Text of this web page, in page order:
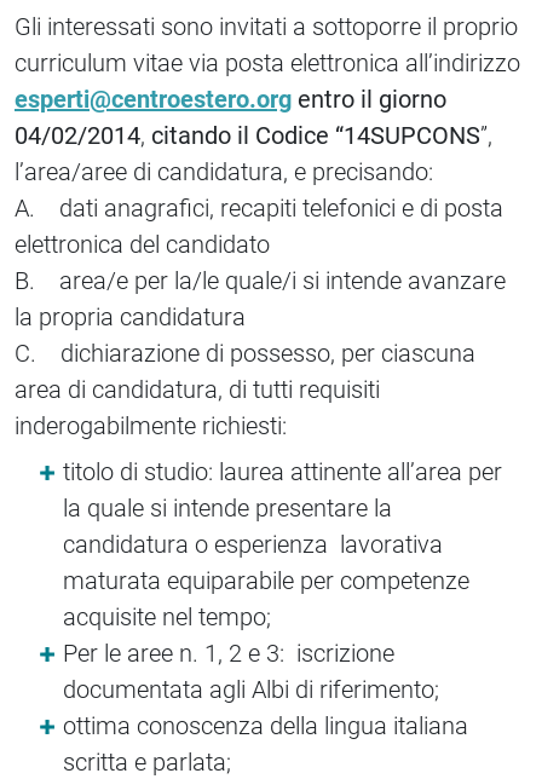
Gli interessati sono invitati a sottoporre il proprio
curriculum vitae via posta elettronica all’indirizzo
esperti@centroestero.org entro il giorno
04/02/2014, citando il Codice “14SUPCONS”,
l’area/aree di candidatura, e precisando:
A. dati anagrafici, recapiti telefonici e di posta
elettronica del candidato
B. area/e per la/le quale/i si intende avanzare
la propria candidatura
C. dichiarazione di possesso, per ciascuna
area di candidatura, di tutti requisiti
inderogabilmente richiesti:
titolo di studio: laurea attinente all’area per
la quale si intende presentare la
candidatura o esperienza lavorativa
maturata equiparabile per competenze
acquisite nel tempo;
Per le aree n. 1, 2 e 3: iscrizione
documentata agli Albi di riferimento;
ottima conoscenza della lingua italiana
scritta e parlata;